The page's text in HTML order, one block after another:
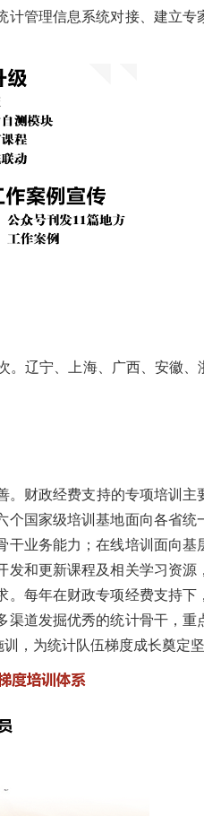
管理信息系统对接、建立专
。辽宁、上海、广西、安徽、
。财政经费支持的专项培训主
国家级培训基地面向各省统
业务能力；在线培训面向基
和更新课程及相关学习资源
每年在财政专项经费支持下
道发掘优秀的统计骨干，重
，为统计队伍梯度成长奠定坚